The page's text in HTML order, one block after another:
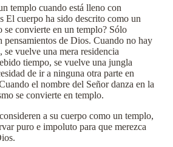
templo cuando está lleno con
El cuerpo ha sido descrito como un
se convierte en un templo? Sólo
pensamientos de Dios. Cuando no hay
se vuelve una mera residencia
tiempo, se vuelve una jungla
de ir a ninguna otra parte en
el nombre del Señor danza en la
se convierte en templo.
a su cuerpo como un templo,
puro e impoluto para que merezca